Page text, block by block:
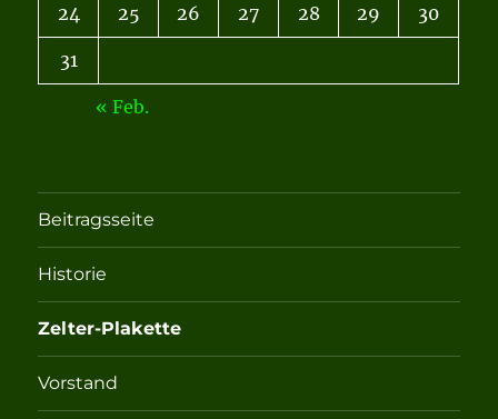
24 25 26 27 28 29 30
31
« Feb.
Beitragsseite
Historie
Zelter-Plakette
Vorstand